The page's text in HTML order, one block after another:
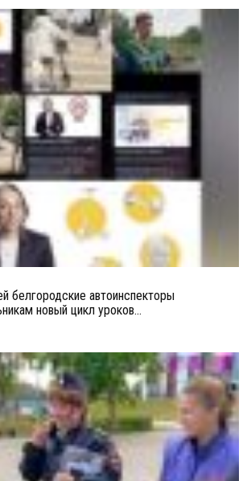
белгородские автоинспекторы
новый цикл уроков...